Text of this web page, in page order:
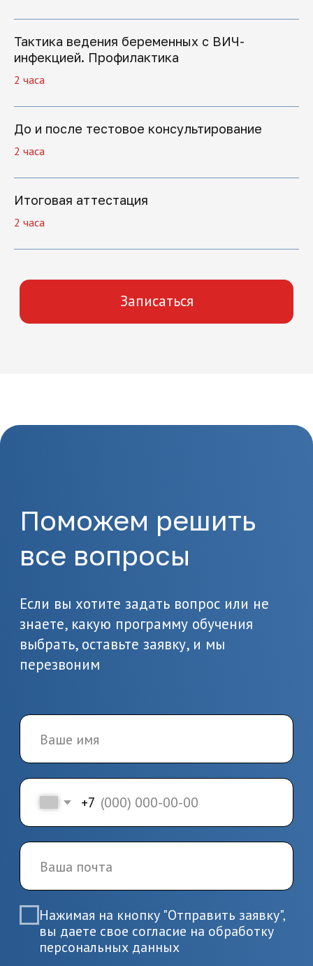
Тактика ведения беременных с ВИЧ-
инфекцией. Профилактика
2 часа
До и после тестовое консультирование
2 часа
Итоговая аттестация
2 часа
Как начать
обучение
1.Отправка заявки
договора и начало
обучения
4.Завершение
или позвоните по
Заключите договор и начините
образовании
Пройдите итоговую аттестацию
ВИЧ-инфекции в
современных условиях